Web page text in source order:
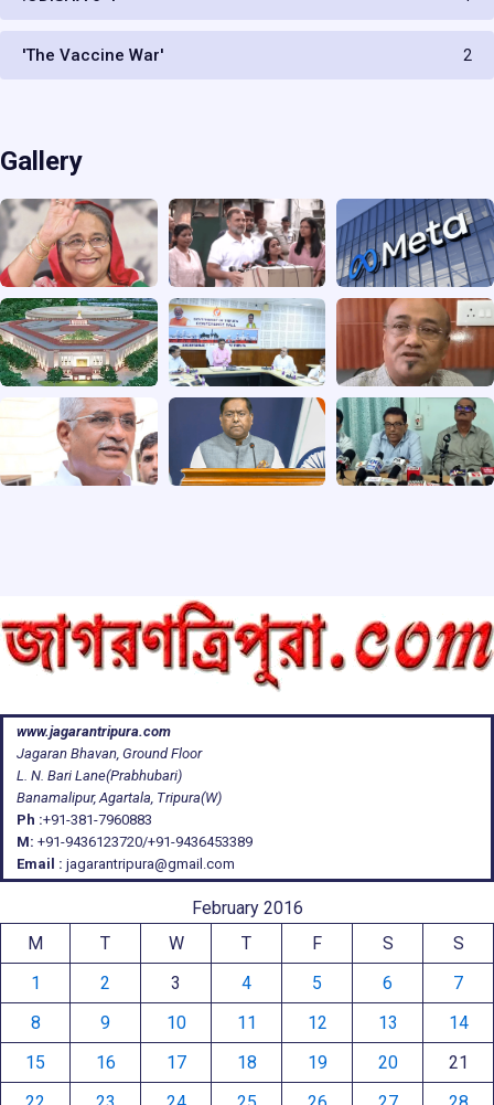
'The Vaccine War' 2
Gallery
www.jagarantripura.com
Jagaran Bhavan, Ground Floor
L. N. Bari Lane(Prabhubari)
Banamalipur, Agartala, Tripura(W)
Ph :+91-381-7960883
M: +91-9436123720/+91-9436453389
Email : jagarantripura@gmail.com
February 2016
M
T W T F S
S
1
2 3 4 5 6
7
8
9 10 11 12 13
14
15
16 17 18 19 20
21